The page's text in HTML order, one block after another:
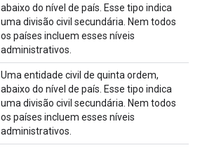
abaixo do nível de país. Esse tipo indica
uma divisão civil secundária. Nem todos
os países incluem esses níveis
administrativos.
Uma entidade civil de quinta ordem,
abaixo do nível de país. Esse tipo indica
uma divisão civil secundária. Nem todos
os países incluem esses níveis
administrativos.